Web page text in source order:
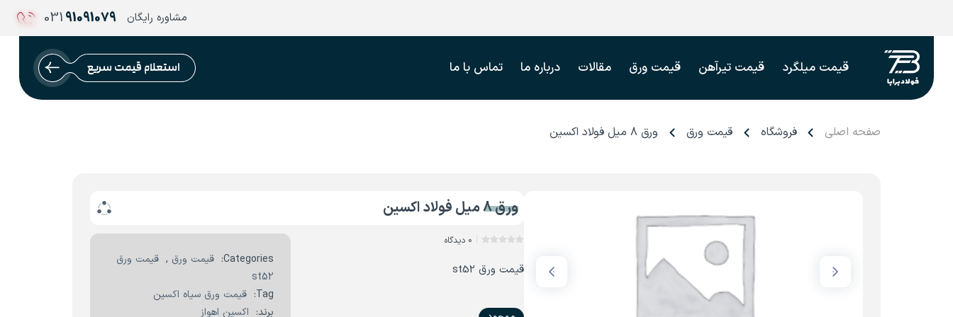
مشاوره رایگان 91091079
031
قیمت میلگرد قیمت تیرآهن قیمت ورق مقالات درباره ما تماس با ما استعلام قیمت سریع
صفحه اصلی فروشگاه قیمت ورق ورق ۸ میل فولاد اکسین
ورق 8 میل فولاد اکسین
0 دیدگاه
قیمت ورق st52
Categories: قیمت ورق , قیمت ورق
st52
Tag:
قیمت ورق سیاه اکسین
برند: اکسین اهواز